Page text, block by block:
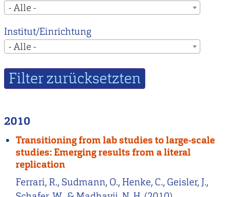
- Alle -
Institut/Einrichtung
- Alle -
2010
Transitioning from lab studies to large-scale
studies: Emerging results from a literal
replication
Ferrari, R., Sudmann, O., Henke, C., Geisler, J.,